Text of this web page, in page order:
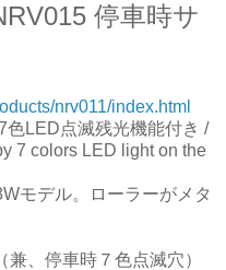
停車時サ
nrv011/index.html
色LED点滅残光機能付き /
7 colors LED light on the
モデル。ローラーがメタ
、停車時７色点滅穴）